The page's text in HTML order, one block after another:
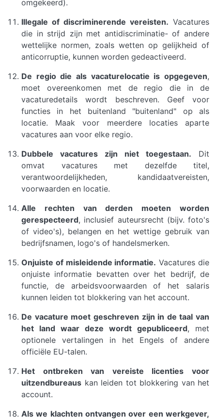
omgekeerd).
Illegale of discriminerende vereisten. Vacatures
die in strijd zijn met antidiscriminatie- of andere
wettelijke normen, zoals wetten op gelijkheid of
anticorruptie, kunnen worden gedeactiveerd.
De regio die als vacaturelocatie is opgegeven,
moet overeenkomen met de regio die in de
vacaturedetails wordt beschreven. Geef voor
functies in het buitenland "buitenland" op als
locatie. Maak voor meerdere locaties aparte
vacatures aan voor elke regio.
Dubbele vacatures zijn niet toegestaan. Dit
omvat vacatures met dezelfde titel,
verantwoordelijkheden, kandidaatvereisten,
voorwaarden en locatie.
Alle rechten van derden moeten worden
gerespecteerd, inclusief auteursrecht (bijv. foto's
of video's), belangen en het wettige gebruik van
bedrijfsnamen, logo's of handelsmerken.
Onjuiste of misleidende informatie. Vacatures die
onjuiste informatie bevatten over het bedrijf, de
functie, de arbeidsvoorwaarden of het salaris
kunnen leiden tot blokkering van het account.
De vacature moet geschreven zijn in de taal van
het land waar deze wordt gepubliceerd, met
optionele vertalingen in het Engels of andere
officiële EU-talen.
Het ontbreken van vereiste licenties voor
uitzendbureaus kan leiden tot blokkering van het
account.
Als we klachten ontvangen over een werkgever,